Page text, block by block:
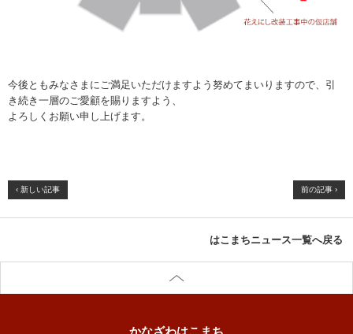
今後ともみなさまにご満足いただけますよう努めてまいりますので、引
き続き一層のご愛顧を賜りますよう、
よろしくお願い申し上げます。
‹ 新しい記事 前の記事 ›
はこまちニュース一覧へ戻る
かなざわはこまち